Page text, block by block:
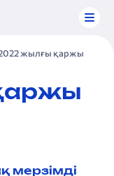
жылғы қаржы
мерзімді